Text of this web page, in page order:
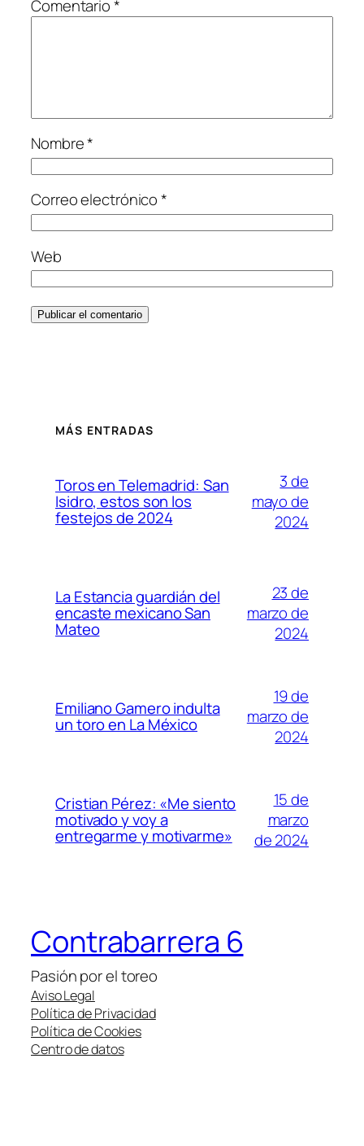
Comentario*
Nombre*
Correo electrónico*
Web
MÁS ENTRADAS
Toros en Telemadrid: San
Isidro, estos son los
festejos de 2024
3 de
mayo de
2024
La Estancia guardián del
encaste mexicano San
Mateo
23 de
marzo de
2024
Emiliano Gamero indulta
un toro en La México
19 de
marzo de
2024
Cristian Pérez: «Me siento
motivado y voy a
entregarme y motivarme»
15 de
marzo
de 2024
Contrabarrera 6
Pasión por el toreo
Aviso Legal
Política de Privacidad
Política de Cookies
Centro de datos